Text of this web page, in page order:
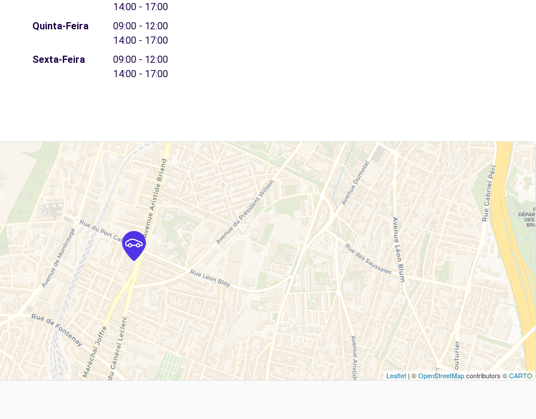
14:00 - 17:00
Quinta-Feira
09:00 - 12:00
14:00 - 17:00
Sexta-Feira
09:00 - 12:00
14:00 - 17:00
Leaflet | ©OpenStreetMapcontributors ©CARTO